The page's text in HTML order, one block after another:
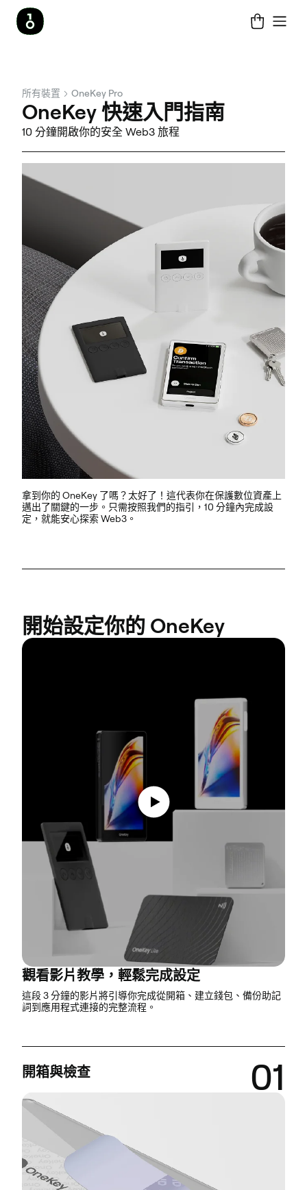
所有裝置 OneKey Pro
OneKey 快速入門指南
10 分鐘開啟你的安全 Web3 旅程
拿到你的 OneKey 了嗎？太好了！這代表你在保護數位資產上
邁出了關鍵的一步。只需按照我們的指引，10 分鐘內完成設
定，就能安心探索 Web3。
開始設定你的 OneKey
觀看影片教學，輕鬆完成設定
這段 3 分鐘的影片將引導你完成從開箱、建立錢包、備份助記
詞到應用程式連接的完整流程。
開箱與檢查 01